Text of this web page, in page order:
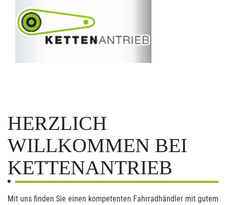
HERZLICH
WILLKOMMEN BEI
KETTENANTRIEB
Mit uns finden Sie einen kompetenten Fahrradhändler mit gutem